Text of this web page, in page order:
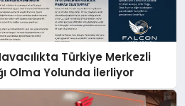
Türkiye Merkezli
Olma Yolunda İlerliyor